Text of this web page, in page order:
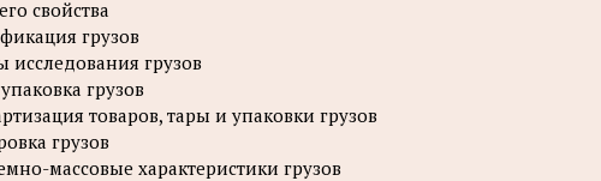
свойства
грузов
исследования грузов
грузов
товаров, тары и упаковки грузов
грузов
массовые характеристики грузов